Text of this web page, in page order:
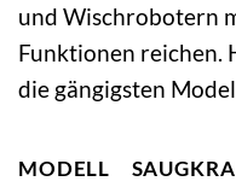
und Wischrobotern
Funktionen reichen.
die gängigsten
MODELL